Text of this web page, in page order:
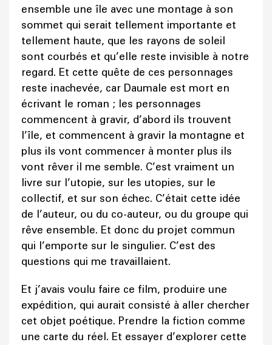
ensemble une île avec une montage à son
sommet qui serait tellement importante et
tellement haute, que les rayons de soleil
sont courbés et qu’elle reste invisible à notre
regard. Et cette quête de ces personnages
reste inachevée, car Daumale est mort en
écrivant le roman ; les personnages
commencent à gravir, d’abord ils trouvent
l’île, et commencent à gravir la montagne et
plus ils vont commencer à monter plus ils
vont rêver il me semble. C’est vraiment un
livre sur l’utopie, sur les utopies, sur le
collectif, et sur son échec. C’était cette idée
de l’auteur, ou du co-auteur, ou du groupe qui
rêve ensemble. Et donc du projet commun
qui l’emporte sur le singulier. C’est des
questions qui me travaillaient.
Et j’avais voulu faire ce film, produire une
expédition, qui aurait consisté à aller chercher
cet objet poétique. Prendre la fiction comme
une carte du réel. Et essayer d’explorer cette